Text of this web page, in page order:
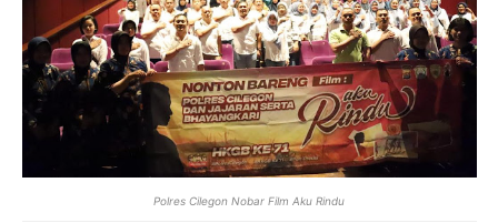
Polres Cilegon Nobar Film Aku Rindu